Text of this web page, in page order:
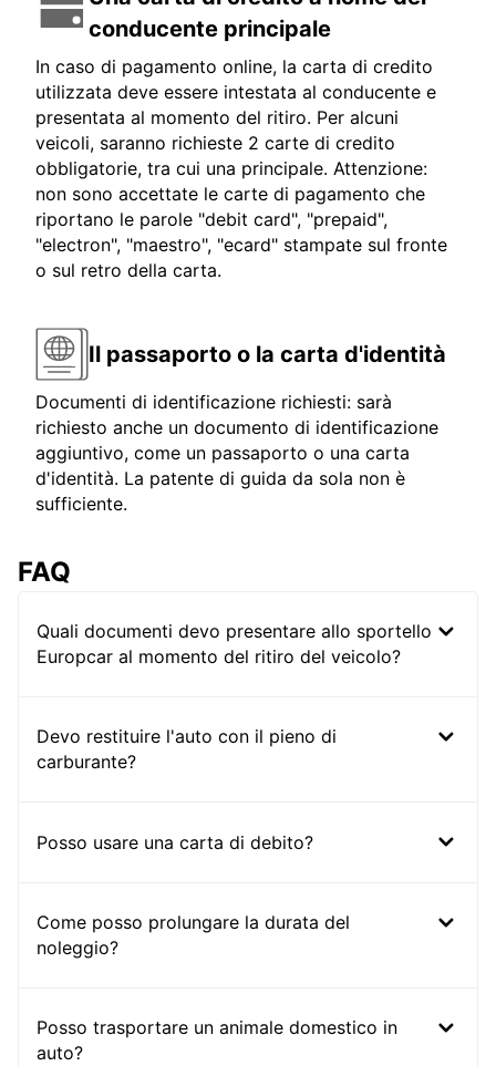
conducente principale
In caso di pagamento online, la carta di credito
utilizzata deve essere intestata al conducente e
presentata al momento del ritiro. Per alcuni
veicoli, saranno richieste 2 carte di credito
obbligatorie, tra cui una principale. Attenzione:
non sono accettate le carte di pagamento che
riportano le parole "debit card", "prepaid",
"electron", "maestro", "ecard" stampate sul fronte
o sul retro della carta.
Il passaporto o la carta d'identità
Documenti di identificazione richiesti: sarà
richiesto anche un documento di identificazione
aggiuntivo, come un passaporto o una carta
d'identità. La patente di guida da sola non è
sufficiente.
FAQ
Quali documenti devo presentare allo sportello
Europcar al momento del ritiro del veicolo?
Devo restituire l'auto con il pieno di
carburante?
Posso usare una carta di debito?
Come posso prolungare la durata del
noleggio?
Posso trasportare un animale domestico in
auto?